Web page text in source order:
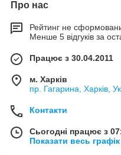
Про нас
Рейтинг не
Менше 5 відгуків за
Працює з 30.04.2011
м. Харків
пр. Гагарина, Харків,
Контакти
Сьогодні працює з
Показати весь